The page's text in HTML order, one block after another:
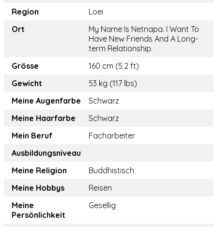
Region
Loei
Ort
My Name Is Netnapa. I Want To
Have New Friends And A Long-
term Relationship.
Grösse
160 cm (5.2 ft)
Gewicht
53 kg (117 lbs)
Meine Augenfarbe
Schwarz
Meine Haarfarbe
Schwarz
Mein Beruf
Facharbeiter
Ausbildungsniveau
Meine Religion
Buddhistisch
Meine Hobbys
Reisen
Meine
Persönlichkeit
Gesellig